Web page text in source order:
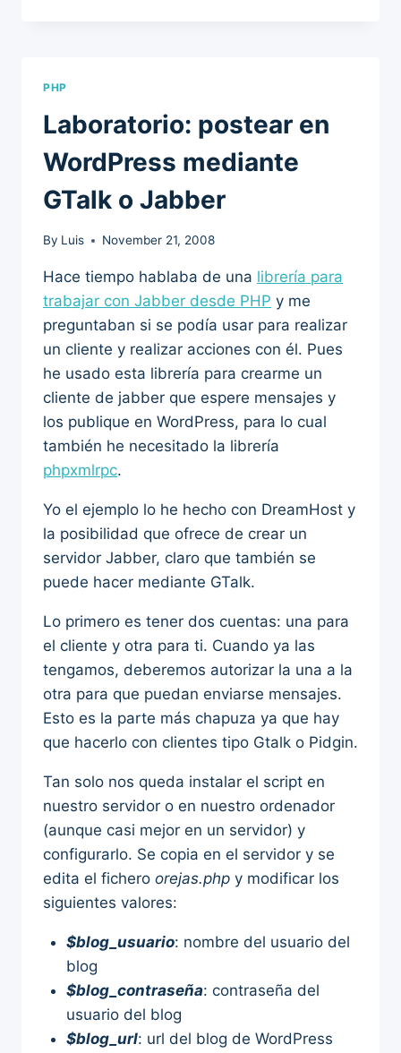
PHP
Laboratorio: postear en
WordPress mediante
GTalk o Jabber
By Luis November 21, 2008
Hace tiempo hablaba de una librería para
trabajar con Jabber desde PHP y me
preguntaban si se podía usar para realizar
un cliente y realizar acciones con él. Pues
he usado esta librería para crearme un
cliente de jabber que espere mensajes y
los publique en WordPress, para lo cual
también he necesitado la librería
phpxmlrpc.
Yo el ejemplo lo he hecho con DreamHost y
la posibilidad que ofrece de crear un
servidor Jabber, claro que también se
puede hacer mediante GTalk.
Lo primero es tener dos cuentas: una para
el cliente y otra para ti. Cuando ya las
tengamos, deberemos autorizar la una a la
otra para que puedan enviarse mensajes.
Esto es la parte más chapuza ya que hay
que hacerlo con clientes tipo Gtalk o Pidgin.
Tan solo nos queda instalar el script en
nuestro servidor o en nuestro ordenador
(aunque casi mejor en un servidor) y
configurarlo. Se copia en el servidor y se
edita el fichero orejas.php y modificar los
siguientes valores:
$blog_usuario: nombre del usuario del
blog
$blog_contraseña: contraseña del
usuario del blog
$blog_url: url del blog de WordPress